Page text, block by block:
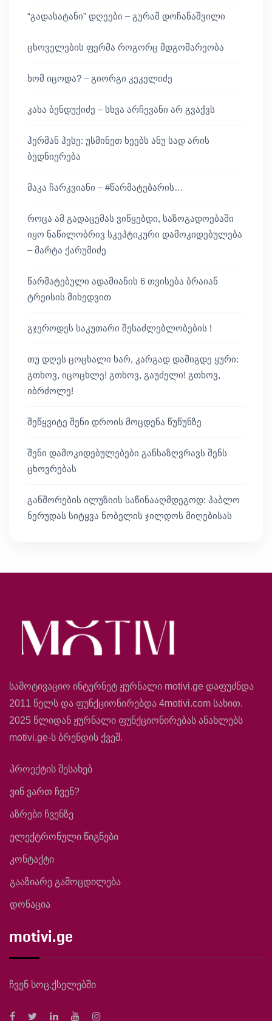
“გადასატანი” დღეები – გურამ დოჩანაშვილი
ცხოველების ფერმა როგორც მდგომარეობა
ხომ იცოდა? – გიორგი კეკელიძე
კახა ბენდუქიძე – სხვა არჩევანი არ გვაქვს
ჰერმან ჰესე: უსმინეთ ხეებს ანუ სად არის
ბედნიერება
მაკა ჩარკვიანი – #წარმატებარის…
როცა ამ გადაცემას ვიწყებდი, საზოგადოებაში
იყო ნაწილობრივ სკეპტიკური დამოკიდებულება
– მარტა ქარუმიძე
წარმატებული ადამიანის 6 თვისება ბრაიან
ტრეისის მიხედვით
გჯეროდეს საკუთარი შესაძლებლობების !
თუ დღეს ცოცხალი ხარ, კარგად დამიგდე ყური:
გთხოვ, იცოცხლე! გთხოვ, გაუძელი! გთხოვ,
იბრძოლე!
შეწყვიტე შენი დროის მოცდენა წუწუნზე
შენი დამოკიდებულებები განსაზღვრავს შენს
ცხოვრებას
განშორების ილუზიის საწინააღმდეგოდ: პაბლო
ნერუდას სიტყვა ნობელის ჯილდოს მიღებისას
სამოტივაციო ინტერნეტ ჟურნალი motivi.ge დაფუძნდა
2011 წელს და ფუნქციონირებდა 4motivi.com სახით.
2025 წლიდან ჟურნალი ფუნქციონირებას ანახლებს
motivi.ge-ს ბრენდის ქვეშ.
პროექტის შესახებ
ვინ ვართ ჩვენ?
აზრები ჩვენზე
ელექტრონული წიგნები
კონტაქტი
გააზიარე გამოცდილება
დონაცია
motivi.ge
ჩვენ სოც.ქსელებში